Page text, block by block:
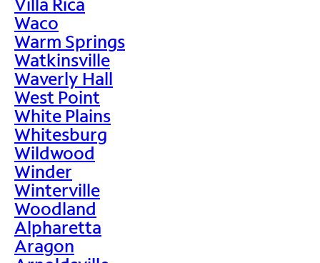
Waco
Warm Springs
Watkinsville
Waverly Hall
West Point
White Plains
Whitesburg
Wildwood
Winder
Winterville
Woodland
Alpharetta
Aragon